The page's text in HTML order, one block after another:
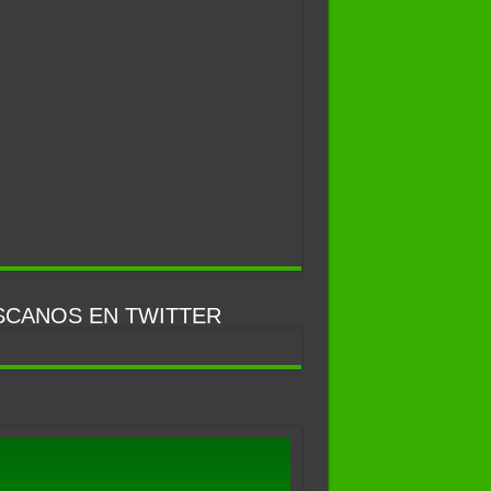
EN TWITTER